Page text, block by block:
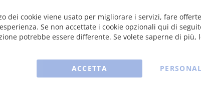
dei cookie viene usato per migliorare i servizi, fare
Se non accettate i cookie opzionali qui di
potrebbe essere differente. Se volete saperne di più,
ACCETTA